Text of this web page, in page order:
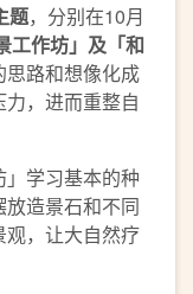
题，分别在10月
工作坊」及「和
思路和想像化成
，进而重整自
学习基本的种
造景石和不同
，让大自然疗